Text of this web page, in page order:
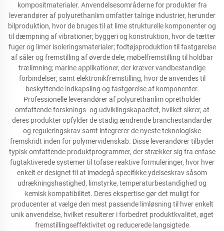
kompositmaterialer. Anvendelsesområderne for produkter fra
leverandører af polyurethanlim omfatter talrige industrier, herunder
bilproduktion, hvor de bruges til at lime strukturelle komponenter og
til dæmpning af vibrationer; byggeri og konstruktion, hvor de tætter
fuger og limer isoleringsmaterialer; fodtøjsproduktion til fastgørelse
af såler og fremstilling af øverde dele; møbelfremstilling til holdbar
trælimning; marine applikationer, der kræver vandbestandige
forbindelser; samt elektronikfremstilling, hvor de anvendes til
beskyttende indkapsling og fastgørelse af komponenter.
Professionelle leverandører af polyurethanlim opretholder
omfattende forsknings- og udviklingskapacitet, hvilket sikrer, at
deres produkter opfylder de stadig ændrende branchestandarder
og reguleringskrav samt integrerer de nyeste teknologiske
fremskridt inden for polymervidenskab. Disse leverandører tilbyder
typisk omfattende produktprogrammer, der strækker sig fra enfase
fugtaktiverede systemer til tofase reaktive formuleringer, hvor hver
enkelt er designet til at imødegå specifikke ydelseskrav såsom
udrækningshastighed, limstyrke, temperaturbestandighed og
kemisk kompatibilitet. Deres ekspertise gør det muligt for
producenter at vælge den mest passende limløsning til hver enkelt
unik anvendelse, hvilket resulterer i forbedret produktkvalitet, øget
fremstillingseffektivitet og reducerede langsigtede